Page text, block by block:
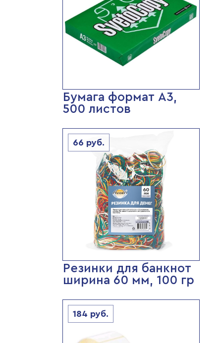
Бумага формат А3,
500 листов
66 руб.
Резинки для банкнот
ширина 60 мм, 100 гр
184 руб.